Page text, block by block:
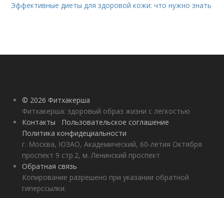
Эффективные диеты для здоровой кожи: что нужно знать
© 2026 Фитхакерша
Фитхакерша: здоровый образ жизни с легкостью
Контакты
Пользовательское соглашение
Политика конфидециальности
г. Москва, ЮЗАО, Академический, 60-летия Октября
проспект 9 стр.2, м. Ленинский проспект
Обратная связь
Копирование разрешено при указании обратной
гиперссылки.